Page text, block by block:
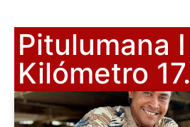
Pitulumana
Kilómetro